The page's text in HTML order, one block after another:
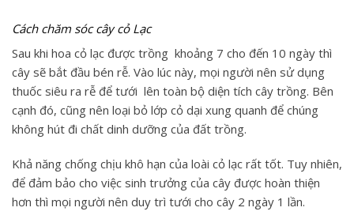
Cách chăm sóc cây cỏ Lạc
Sau khi hoa cỏ lạc được trồng khoảng 7 cho đến 10 ngày thì
cây sẽ bắt đầu bén rễ. Vào lúc này, mọi người nên sử dụng
thuốc siêu ra rễ để tưới lên toàn bộ diện tích cây trồng. Bên
cạnh đó, cũng nên loại bỏ lớp cỏ dại xung quanh để chúng
không hút đi chất dinh dưỡng của đất trồng.
Khả năng chống chịu khô hạn của loài cỏ lạc rất tốt. Tuy nhiên,
để đảm bảo cho việc sinh trưởng của cây được hoàn thiện
hơn thì mọi người nên duy trì tưới cho cây 2 ngày 1 lần.